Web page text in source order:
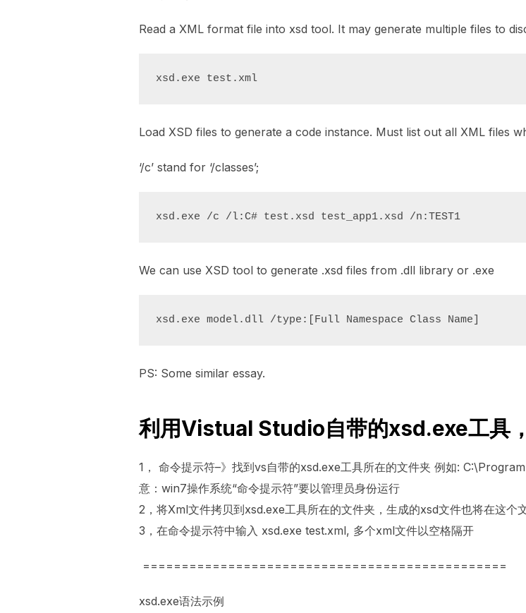
Read a XML format file into xsd tool. It may generate multiple files to
xsd.exe test.xml
Load XSD files to generate a code instance. Must list out all XML files
‘/c’ stand for ‘/classes’;
xsd.exe /c /l:C# test.xsd test_app1.xsd /n:TEST1
We can use XSD tool to generate .xsd files from .dll library or .exe
xsd.exe model.dll /type:[Full Namespace Class Name]
PS: Some similar essay.
利用Vistual Studio自带的xsd.exe工具
1， 命令提示符–》找到vs自带的xsd.exe工具所在的文件夹 例如:
意：win7操作系统“命令提示符”要以管理员身份运行
2，将Xml文件拷贝到xsd.exe工具所在的文件夹，生成的xsd文件也将在这个
3，在命令提示符中输入 xsd.exe test.xml, 多个xml文件以空格隔开
===============================================
xsd.exe语法示例